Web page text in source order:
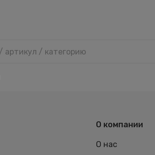
О компании
О нас